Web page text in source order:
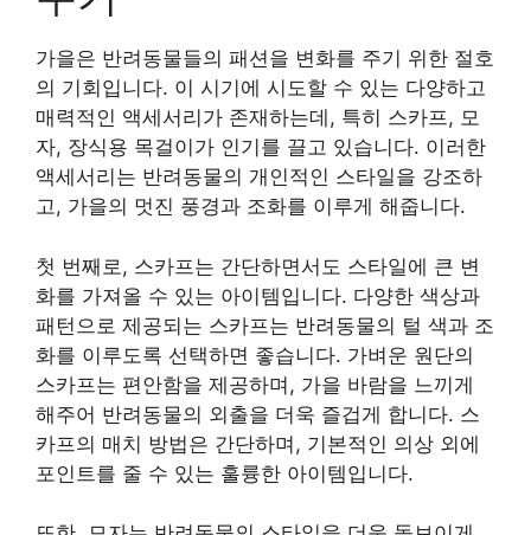
가을은 반려동물들의 패션을 변화를 주기 위한 절호
의 기회입니다. 이 시기에 시도할 수 있는 다양하고
매력적인 액세서리가 존재하는데, 특히 스카프, 모
자, 장식용 목걸이가 인기를 끌고 있습니다. 이러한
액세서리는 반려동물의 개인적인 스타일을 강조하
고, 가을의 멋진 풍경과 조화를 이루게 해줍니다.
첫 번째로, 스카프는 간단하면서도 스타일에 큰 변
화를 가져올 수 있는 아이템입니다. 다양한 색상과
패턴으로 제공되는 스카프는 반려동물의 털 색과 조
화를 이루도록 선택하면 좋습니다. 가벼운 원단의
스카프는 편안함을 제공하며, 가을 바람을 느끼게
해주어 반려동물의 외출을 더욱 즐겁게 합니다. 스
카프의 매치 방법은 간단하며, 기본적인 의상 외에
포인트를 줄 수 있는 훌륭한 아이템입니다.